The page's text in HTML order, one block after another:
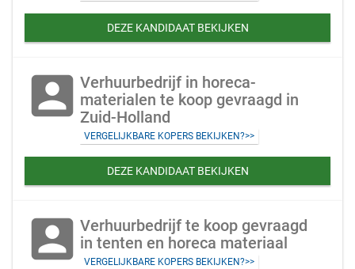
DEZE KANDIDAAT BEKIJKEN
account_box Verhuurbedrijf in horeca-
materialen te koop gevraagd in
Zuid-Holland
VERGELIJKBARE KOPERS BEKIJKEN?>>
DEZE KANDIDAAT BEKIJKEN
account_box Verhuurbedrijf te koop gevraagd
in tenten en horeca materiaal
VERGELIJKBARE KOPERS BEKIJKEN?>>